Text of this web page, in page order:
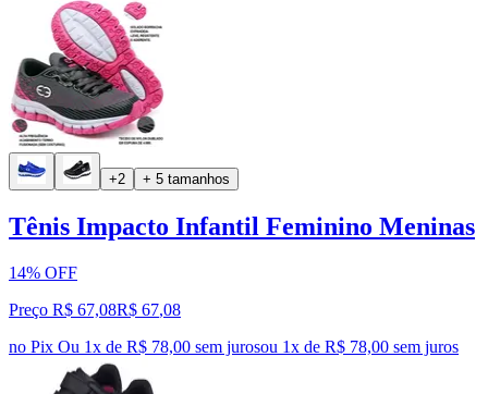
+2 + 5 tamanhos
Tênis Impacto Infantil Feminino Meninas
14% OFF
Preço R$ 67,08R$ 67,08
no Pix Ou 1x de R$ 78,00 sem jurosou 1x de R$ 78,00 sem juros